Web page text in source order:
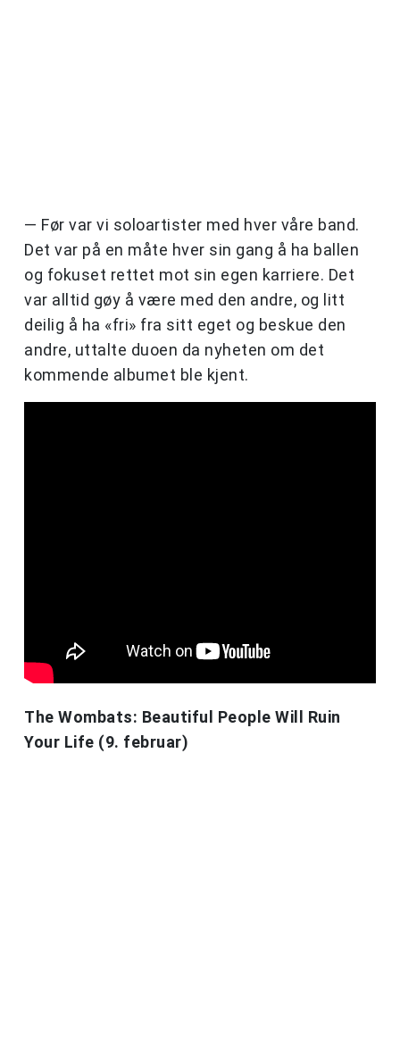
— Før var vi soloartister med hver våre band.
Det var på en måte hver sin gang å ha ballen
og fokuset rettet mot sin egen karriere. Det
var alltid gøy å være med den andre, og litt
deilig å ha «fri» fra sitt eget og beskue den
andre, uttalte duoen da nyheten om det
kommende albumet ble kjent.
The Wombats: Beautiful People Will Ruin
Your Life (9. februar)